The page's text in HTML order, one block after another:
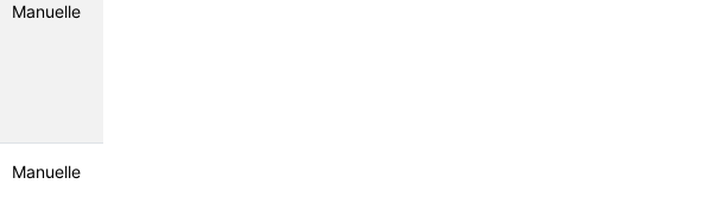
Manuelle
Manuelle